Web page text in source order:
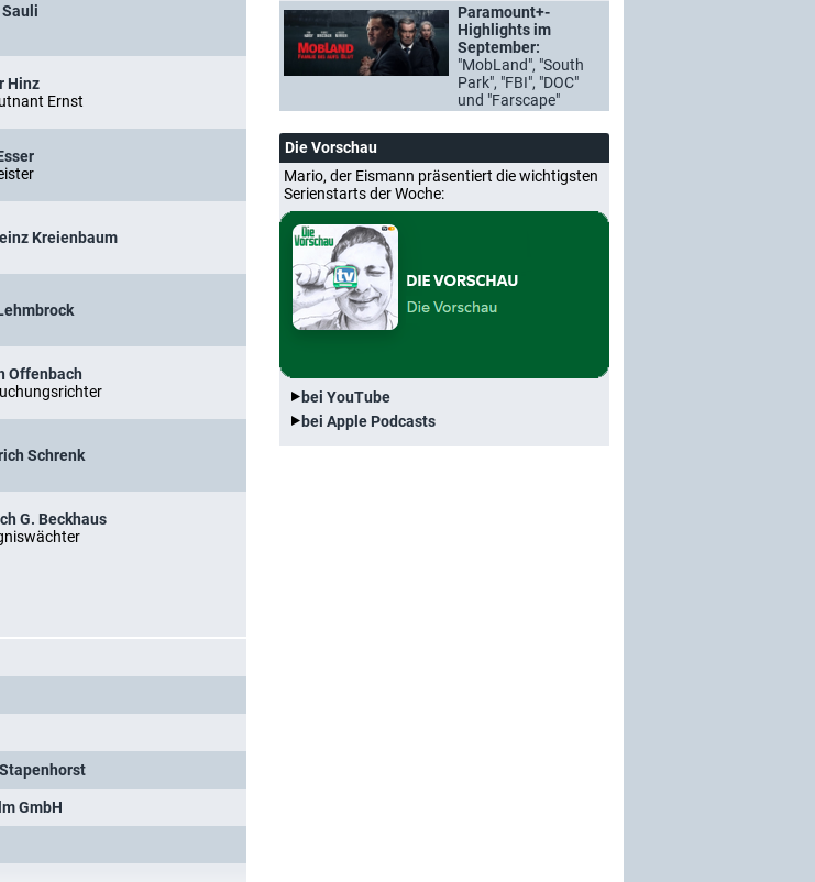
Hinz
Ernst
Kreienbaum
Offenbach
Schrenk
G. Beckhaus
GmbH
Paramount+-
Highlights im
September:
"MobLand", "South
Park", "FBI", "DOC"
und "Farscape"
Die Vorschau
Mario, der Eismann präsentiert die wichtigsten
Serienstarts der Woche:
bei YouTube
bei Apple Podcasts